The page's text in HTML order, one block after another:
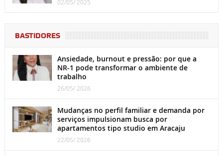
02/05/ 2025
BASTIDORES
Ansiedade, burnout e pressão: por que a
NR-1 pode transformar o ambiente de
trabalho
26/05/ 2026
Mudanças no perfil familiar e demanda por
serviços impulsionam busca por
apartamentos tipo studio em Aracaju
22/05/ 2026